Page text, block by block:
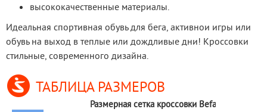
высококачественные материалы.
Идеальная спортивная обувь для бега, активнои игры или
обувь на выход в теплые или дождливые дни! Кроссовки
стильные, современного дизайна.
ТАБЛИЦА РАЗМЕРОВ
Размерная сетка кроссовки Befado